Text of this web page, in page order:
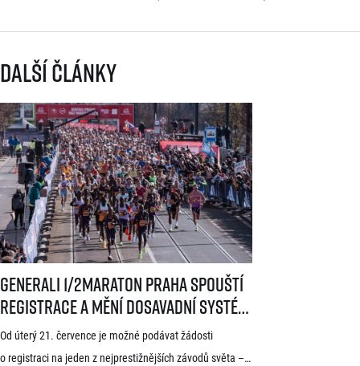
Další články
Generali 1/2Maraton Praha spouští
registrace a mění dosavadní systém!
Třítýdenní lhůta na podání žádosti
startuje 21. července
Od úterý 21. července je možné podávat žádosti
o registraci na jeden z nejprestižnějších závodů světa –
Generali 1/2Maraton Praha spouští registrace a mění dosavadní